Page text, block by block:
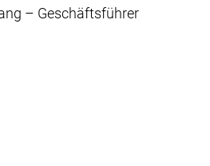
– Geschäftsführer